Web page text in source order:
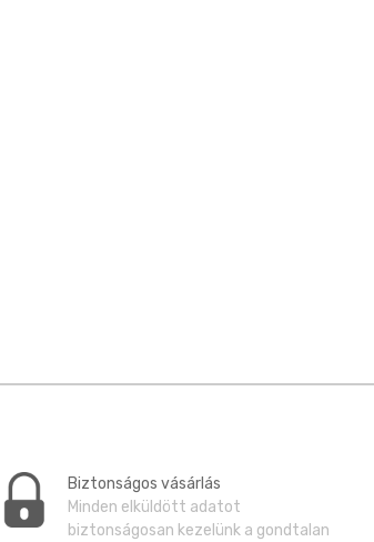
Biztonságos vásárlás
Minden elküldött adatot
biztonságosan kezelünk a gondtalan